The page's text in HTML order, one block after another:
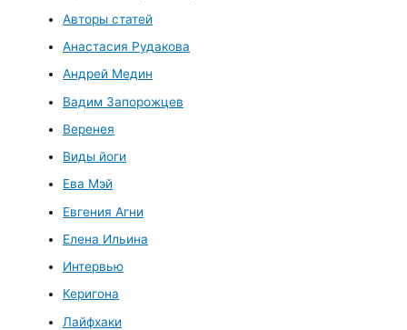
Авторы статей
Анастасия Рудакова
Андрей Медин
Вадим Запорожцев
Веренея
Виды йоги
Ева Мэй
Евгения Агни
Елена Ильина
Интервью
Керигона
Лайфхаки